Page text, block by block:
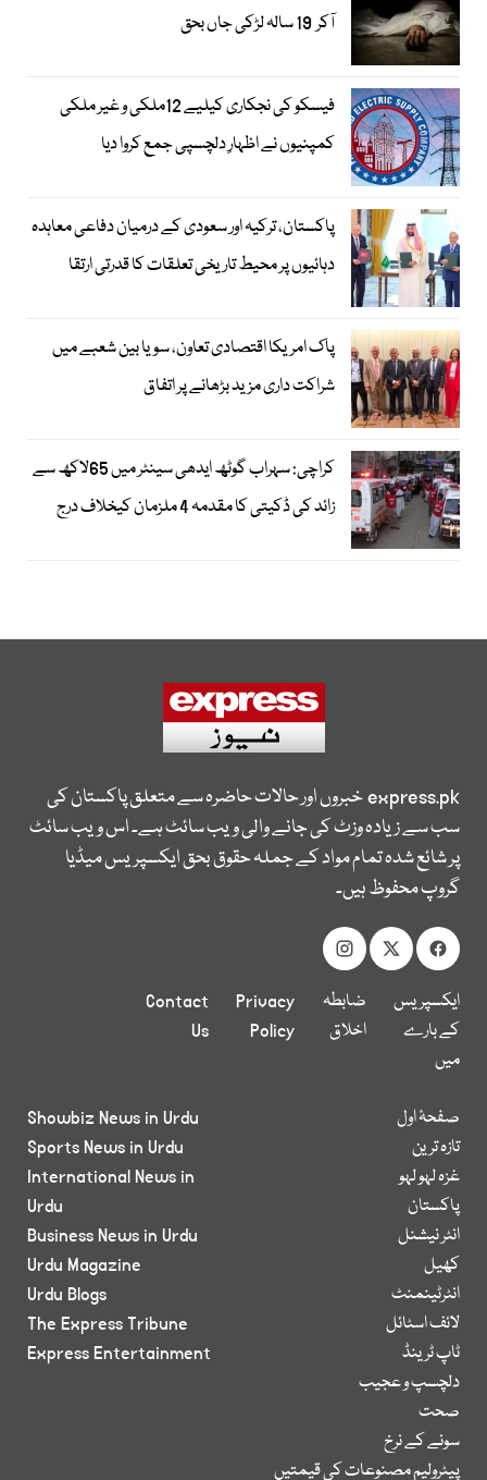
آکر 19 سالہ لڑکی جاں بحق
فیسکو کی نجکاری کیلیے 12ملکی و غیر ملکی
کمپنیوں نے اظہارِ دلچسپی جمع کروا دیا
پاکستان، ترکیہ اور سعودی کے درمیان دفاعی معاہدہ
دہائیوں پر محیط تاریخی تعلقات کا قدرتی ارتقا
پاک امریکا اقتصادی تعاون، سویا بین شعبے میں
شراکت داری مزید بڑھانے پر اتفاق
کراچی: سہراب گوٹھ ایدھی سینٹر میں 65لاکھ سے
زائد کی ڈکیتی کا مقدمہ 4 ملزمان کیخلاف درج
express.pkخبروں اور حالات حاضرہ سے متعلق پاکستان کی
سب سے زیادہ وزٹ کی جانے والی ویب سائٹ ہے۔ اس ویب سائٹ
پر شائع شدہ تمام مواد کے جملہ حقوق بحق ایکسپریس میڈیا
گروپ محفوظ ہیں۔
ایکسپریس
کے بارے
میں
ضابطہ
اخلاق
Privacy
Policy
Contact
Us
صفحۂ اول
تازہ ترین
غزہ لہو لہو
پاکستان
انٹر نیشنل
کھیل
انٹرٹینمنٹ
لائف اسٹائل
ٹاپ ٹرینڈ
دلچسپ و عجیب
صحت
سونے کے نرخ
پیٹرولیم مصنوعات کی قیمتیں
Showbiz News in Urdu
Sports News in Urdu
International News in
Urdu
Business News in Urdu
Urdu Magazine
Urdu Blogs
The Express Tribune
Express Entertainment